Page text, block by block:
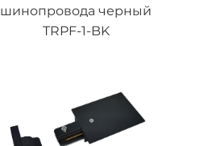
шинопровода черный
TRPF-1-BK